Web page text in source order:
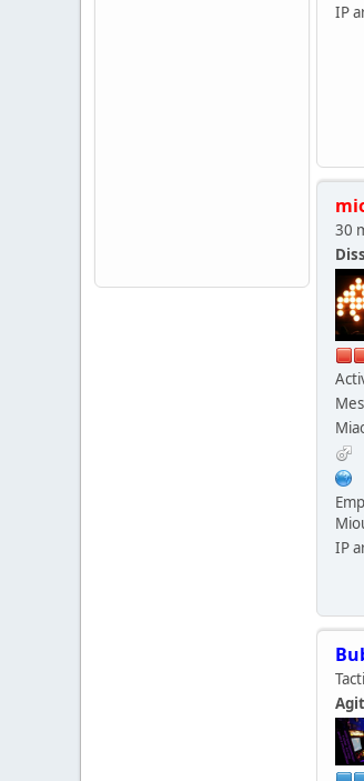
IP
30
IP